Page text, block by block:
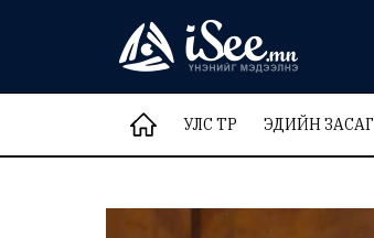
УЛС ТӨР ЭДИЙН ЗАСАГ